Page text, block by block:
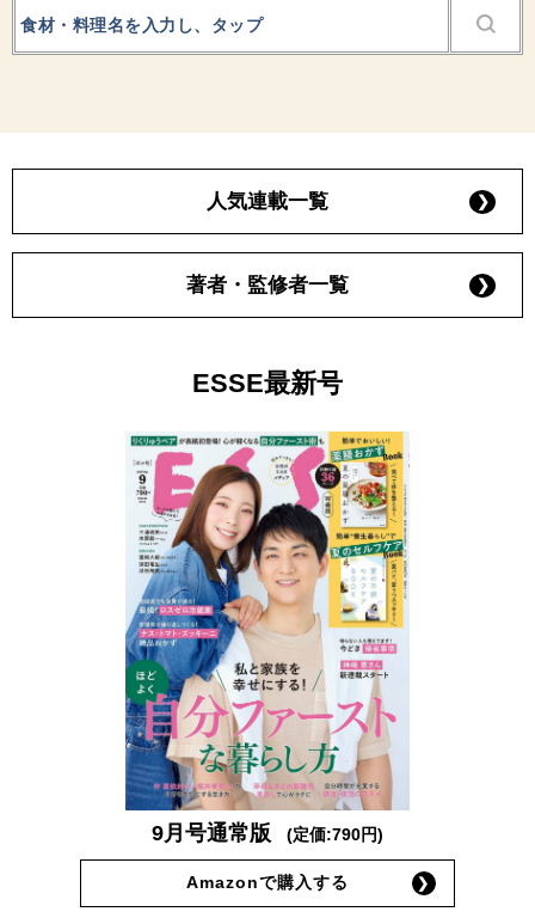
人気連載一覧
著者・監修者一覧
ESSE最新号
9月号通常版 (定価:790円)
Amazonで購入する